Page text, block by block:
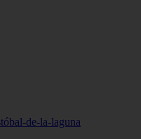
de-la-laguna